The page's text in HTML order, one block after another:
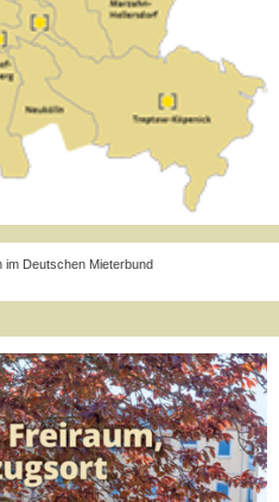
im Deutschen Mieterbund